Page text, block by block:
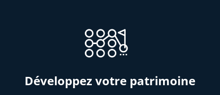
Développez votre patrimoine